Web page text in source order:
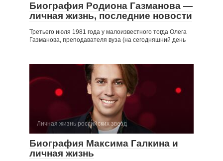
Биография Родиона Газманова —
личная жизнь, последние новости
Третьего июля 1981 года у малоизвестного тогда Олега
Газманова, преподавателя вуза (на сегодняшний день
Личная жизнь российских звезд
Биография Максима Галкина и
личная жизнь